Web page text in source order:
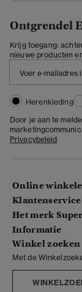
Ontgrendel
Krijg toegang:
nieuwe producten
Herenkleding
Door je aan te
Privacybeleid
Online
Klantenservice
Het merk
Informatie
Winkel zoeken
Met de